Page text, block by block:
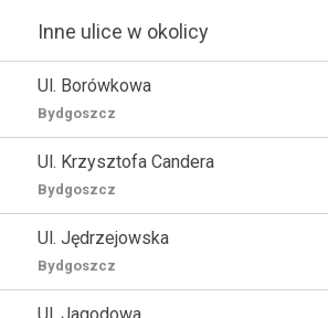
Inne ulice w okolicy
Ul. Borówkowa
Bydgoszcz
Ul. Krzysztofa Candera
Bydgoszcz
Ul. Jędrzejowska
Bydgoszcz